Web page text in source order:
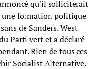
qu'il solliciterait
formation politique
de Sanders. West
Parti vert et a déclaré
Rien de tous ces
Socialist Alternative.